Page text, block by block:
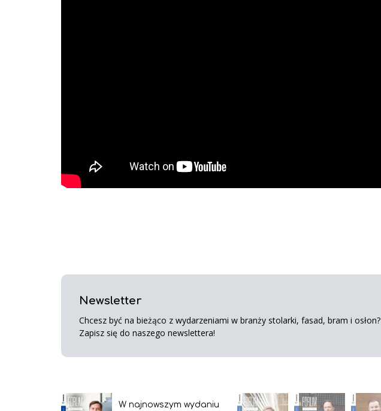
Newsletter
Chcesz być na bieżąco z wydarzeniami w branży stolarki, fasad, bram i osłon?
Zapisz się do naszego newslettera!
W najnowszym wydaniu